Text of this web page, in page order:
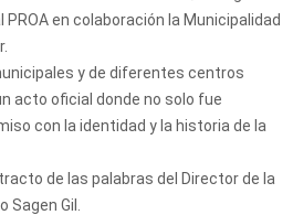
en colaboración la Municipalidad
y de diferentes centros
acto oficial donde no solo fue
con la identidad y la historia de la
de las palabras del Director de la
Sagen Gil.